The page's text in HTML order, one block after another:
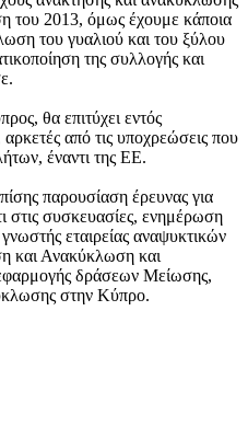
του 2013, όμως έχουμε κάποια
του γυαλιού και του ξύλου
της συλλογής και
θα επιτύχει εντός
από τις υποχρεώσεις που
έναντι της ΕΕ.
παρουσίαση έρευνας για
στις συσκευασίες, ενημέρωση
εταιρείας αναψυκτικών
και Ανακύκλωση και
δράσεων Μείωσης,
στην Κύπρο.